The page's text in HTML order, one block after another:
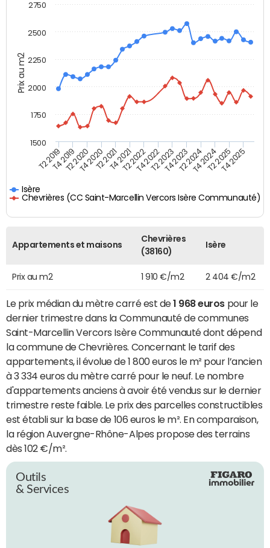
Prix au m2
Isère
Chevrières (CC Saint-Marcellin Vercors Isère Communauté)
T2 2019T4 2019T2 2020T4 2020T2 2021T4 2021T2 2022T4 2022T2 2023T4 2023T2 2024T4 2024T2 2025T4 2025
1500
1750
2000
2250
2500
2750
Appartements et maisons
Chevrières
(38160)
Isère
Prix au m2 1 910 €/m2 2 404 €/m2
Le prix médian du mètre carré est de1 968 eurospour le
dernier trimestre dans la Communauté de communes
Saint-Marcellin Vercors Isère Communauté dont dépend
la commune de Chevrières. Concernant le tarif des
appartements, il évolue de 1 800 euros le m² pour l’ancien
à 3 334 euros du mètre carré pour le neuf. Le nombre
d'appartements anciens à avoir été vendus sur le dernier
trimestre reste faible. Le prix des parcelles constructibles
est établi sur la base de 106 euros le m². En comparaison,
la région Auvergne-Rhône-Alpes propose des terrains
dès 102 €/m².
Outils
& Services